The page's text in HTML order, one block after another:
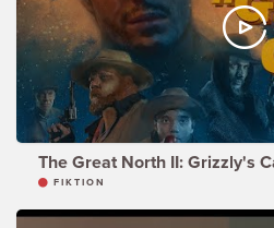
The Great North II: Grizzly's
FIKTION